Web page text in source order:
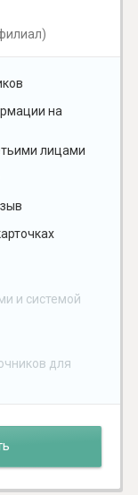
на
лицами
и системой
для